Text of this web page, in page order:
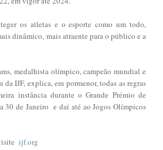
os atletas e o esporte como um todo,
dinâmico, mais atraente para o público e a
medalhista olímpico, campeão mundial e
IJF, explica, em pormenor, todas as regras
instância durante o Grande Prémio de
30 de Janeiro e daí até ao Jogos Olímpicos
ijf.org